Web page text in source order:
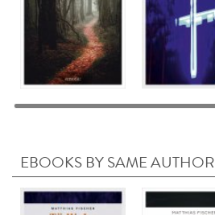
EBOOKS BY SAME AUTHOR